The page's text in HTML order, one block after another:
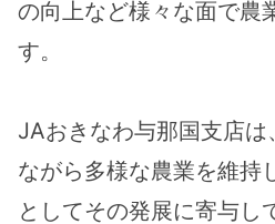
の向上など様々な面で農
す。
JAおきなわ与那国支店
ながら多様な農業を維持
としてその発展に寄与し